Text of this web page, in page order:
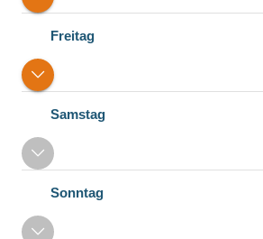
Freitag
Samstag
Sonntag